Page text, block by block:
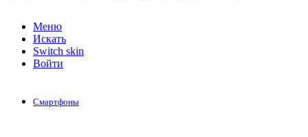
Меню
Искать
Switch skin
Войти
Смартфоны